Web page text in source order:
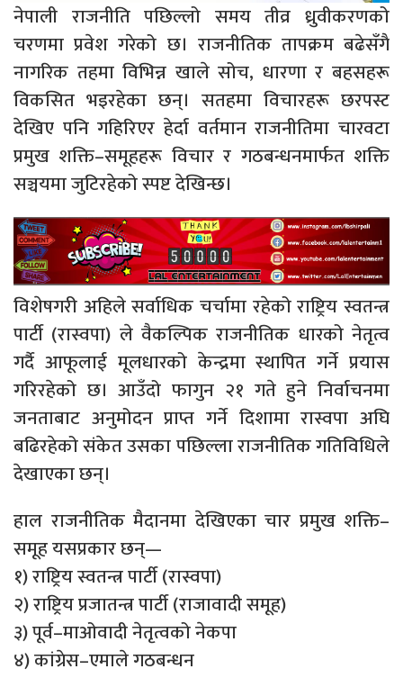
नेपाली राजनीति पछिल्लो समय तीव्र ध्रुवीकरणको
चरणमा प्रवेश गरेको छ। राजनीतिक तापक्रम बढेसँगै
नागरिक तहमा विभिन्न खाले सोच, धारणा र बहसहरू
विकसित भइरहेका छन्। सतहमा विचारहरू छरपस्ट
देखिए पनि गहिरिएर हेर्दा वर्तमान राजनीतिमा चारवटा
प्रमुख शक्ति–समूहहरू विचार र गठबन्धनमार्फत शक्ति
सञ्चयमा जुटिरहेको स्पष्ट देखिन्छ।
विशेषगरी अहिले सर्वाधिक चर्चामा रहेको राष्ट्रिय स्वतन्त्र
पार्टी (रास्वपा) ले वैकल्पिक राजनीतिक धारको नेतृत्व
गर्दै आफूलाई मूलधारको केन्द्रमा स्थापित गर्ने प्रयास
गरिरहेको छ। आउँदो फागुन २१ गते हुने निर्वाचनमा
जनताबाट अनुमोदन प्राप्त गर्ने दिशामा रास्वपा अघि
बढिरहेको संकेत उसका पछिल्ला राजनीतिक गतिविधिले
देखाएका छन्।
हाल राजनीतिक मैदानमा देखिएका चार प्रमुख शक्ति–
समूह यसप्रकार छन्—
१) राष्ट्रिय स्वतन्त्र पार्टी (रास्वपा)
२) राष्ट्रिय प्रजातन्त्र पार्टी (राजावादी समूह)
३) पूर्व–माओवादी नेतृत्वको नेकपा
४) कांग्रेस–एमाले गठबन्धन